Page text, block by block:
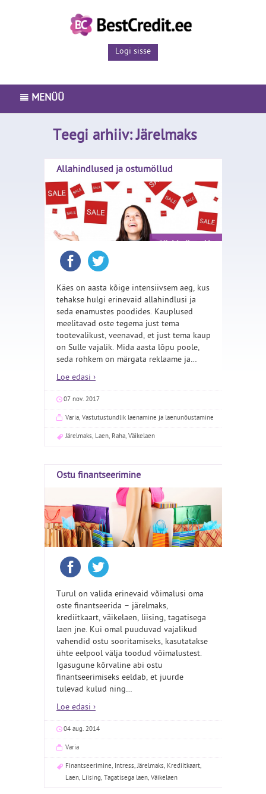
Logi sisse
MENÜÜ
PEAMENÜÜ
ISETEENINDUS
ETTEVÕTTEST
Teegi arhiiv:Järelmaks
Allahindlused ja ostumöllud
Käes on aasta kõige intensiivsem aeg, kus
tehakse hulgi erinevaid allahindlusi ja
seda enamustes poodides. Kauplused
meelitavad oste tegema just tema
tootevalikust, veenavad, et just tema kaup
on Sulle vajalik. Mida aasta lõpu poole,
seda rohkem on märgata reklaame ja…
Loe edasi ›
07 nov. 2017
Varia, Vastutustundlik laenamine ja laenunõustamine
Järelmaks, Laen, Raha, Väikelaen
Ostu finantseerimine
Turul on valida erinevaid võimalusi oma
oste finantseerida – järelmaks,
krediitkaart, väikelaen, liising, tagatisega
laen jne. Kui omal puuduvad vajalikud
vahendid ostu sooritamiseks, kasutatakse
ühte eelpool välja toodud võimalustest.
Igasugune kõrvaline abi ostu
finantseerimiseks eeldab, et juurde
tulevad kulud ning…
Loe edasi ›
04 aug. 2014
Varia
Finantseerimine, Intress,Järelmaks, Krediitkaart,
Laen, Liising, Tagatisega laen, Väikelaen